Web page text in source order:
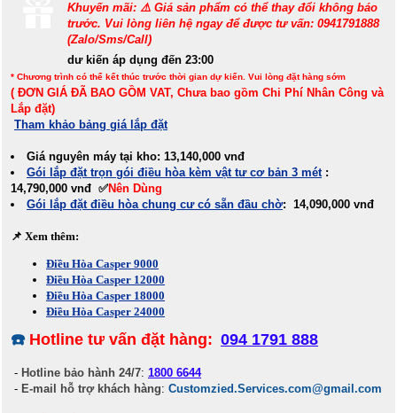
Khuyến mãi: ⚠️ Giá sản phẩm có thể thay đổi không báo
trước. Vui lòng liên hệ ngay để được tư vấn: 0941791888
(Zalo/Sms/Call)
dư kiến áp dụng đến 23:00
* Chương trình có thể kết thúc trước thời gian dự kiến. Vui lòng đặt hàng sớm
( ĐƠN GIÁ ĐÃ BAO GỒM VAT, Chưa bao gồm Chi Phí Nhân Công và
Lắp đặt)
Tham khảo bảng giá lắp đặt
Giá nguyên máy tại kho: 13,140,000 vnđ
Gói lắp đặt trọn gói điều hòa kèm vật tư cơ bản 3 mét:
14,790,000 vnđ ✅Nên Dùng
Gói lắp đặt điều hòa chung cư có sẵn đầu chờ: 14,090,000 vnđ
📌 Xem thêm:
Điều Hòa Casper 9000
Điều Hòa Casper 12000
Điều Hòa Casper 18000
Điều Hòa Casper 24000
☎️ Hotline tư vấn đặt hàng: 094 1791 888
- Hotline bảo hành 24/7: 1800 6644
- E-mail hỗ trợ khách hàng: Customzied.Services.com@gmail.com